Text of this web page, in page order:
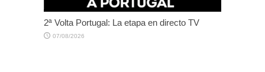
2ª Volta Portugal: La etapa en directo TV
07/08/2026